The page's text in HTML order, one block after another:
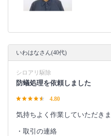
いわはなさん(40代)
シロアリ駆除
防蟻処理を依頼しました
4.80
気持ちよく作業していただきま
・取引の連絡